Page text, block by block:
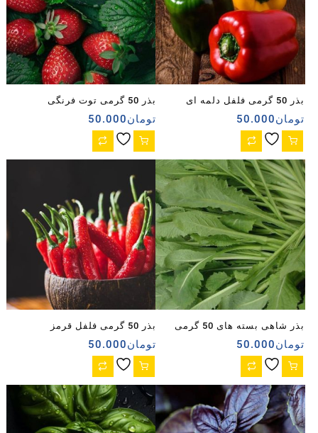
بذر 50 گرمی توت فرنگی
تومان50.000
بذر 50 گرمی فلفل دلمه ای
تومان50.000
بذر 50 گرمی فلفل قرمز
تومان50.000
بذر شاهی بسته های 50 گرمی
تومان50.000